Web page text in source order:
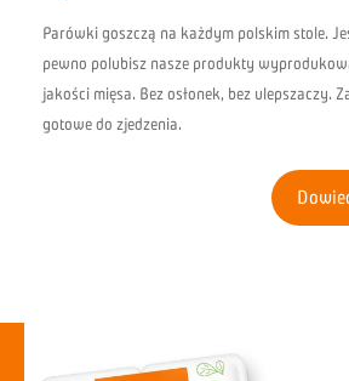
Parówki goszczą na każdym polskim stole.
pewno polubisz nasze produkty
jakości mięsa. Bez osłonek, bez ulepszaczy.
gotowe do zjedzenia.